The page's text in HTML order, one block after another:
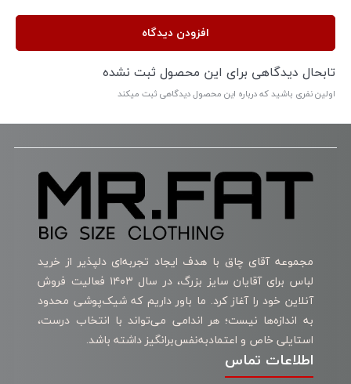
افزودن دیدگاه
تابحال دیدگاهی برای این محصول ثبت نشده
اولین نفری باشید که درباره این محصول دیدگاهی ثبت میکند
مجموعه آقای چاق با هدف ایجاد تجربه‌ای دلپذیر از خرید
لباس برای آقایان سایز بزرگ، در سال ۱۴۰۳ فعالیت فروش
آنلاین خود را آغاز کرد. ما باور داریم که شیک‌پوشی محدود
به اندازه‌ها نیست؛ هر اندامی می‌تواند با انتخاب درست،
استایلی خاص و اعتمادبه‌نفس‌برانگیز داشته باشد.
اطلاعات تماس